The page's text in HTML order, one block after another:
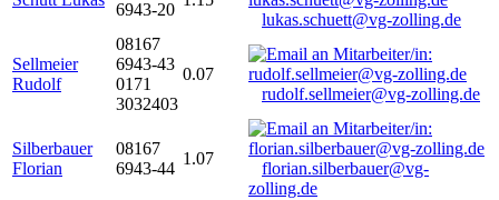
6943-20
lukas.schuett@vg-zolling.de
Sellmeier
Rudolf
08167
6943-43
0171
3032403
0.07
rudolf.sellmeier@vg-zolling.de
Silberbauer
Florian
08167
6943-44
1.07
florian.silberbauer@vg-
zolling.de